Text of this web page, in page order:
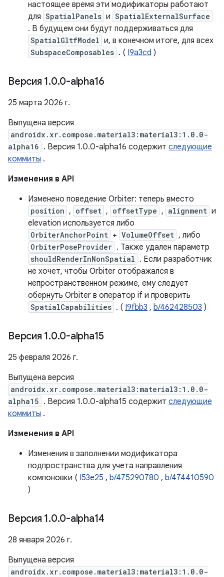
настоящее время эти модификаторы работают
для SpatialPanels и SpatialExternalSurface
. В будущем они будут поддерживаться для
SpatialGltfModel и, в конечном итоге, для всех
SubspaceComposables . ( I9a3cd )
Версия 1.0.0-alpha16
25 марта 2026 г.
Выпущена версия
androidx.xr.compose.material3:material3:1.0.0-
alpha16 . Версия 1.0.0-alpha16 содержит следующие
коммиты .
Изменения в API
Изменено поведение Orbiter: теперь вместо
position , offset , offsetType , alignment и
elevation используется либо
OrbiterAnchorPoint + VolumeOffset , либо
OrbiterPoseProvider . Также удален параметр
shouldRenderInNonSpatial . Если разработчик
не хочет, чтобы Orbiter отображался в
непространственном режиме, ему следует
обернуть Orbiter в оператор if и проверить
SpatialCapabilities . ( I9fbb3 , b/462428503 )
Версия 1.0.0-alpha15
25 февраля 2026 г.
Выпущена версия
androidx.xr.compose.material3:material3:1.0.0-
alpha15 . Версия 1.0.0-alpha15 содержит следующие
коммиты .
Изменения в API
Изменения в заполнении модификатора
подпространства для учета направления
компоновки ( I53e25 , b/475290780 , b/474410590
)
Версия 1.0.0-alpha14
28 января 2026 г.
Выпущена версия
androidx.xr.compose.material3:material3:1.0.0-